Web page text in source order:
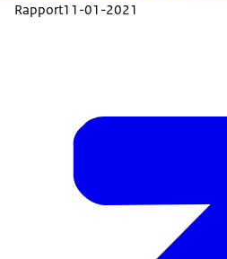
Rapport11-01-2021